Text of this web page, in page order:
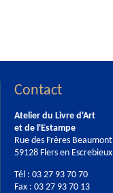
Contact
Atelier du Livre d'Art
et de l'Estampe
Rue des Frères Beaumont
59128 Flers en Escrebieux
Tél : 03 27 93 70 70
Fax : 03 27 93 70 13